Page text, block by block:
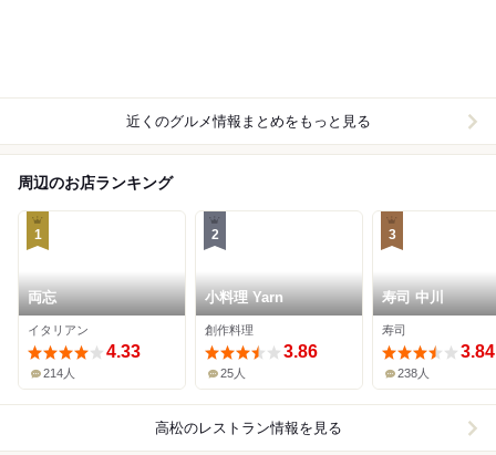
近くのグルメ情報まとめをもっと見る
周辺のお店ランキング
1
両忘
イタリアン
4.33
214人
2
小料理 Yarn
創作料理
3.86
25人
3
寿司 中川
寿司
3.84
238人
高松のレストラン情報を見る